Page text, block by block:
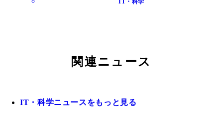
関連ニュース
IT・科学ニュースをもっと見る